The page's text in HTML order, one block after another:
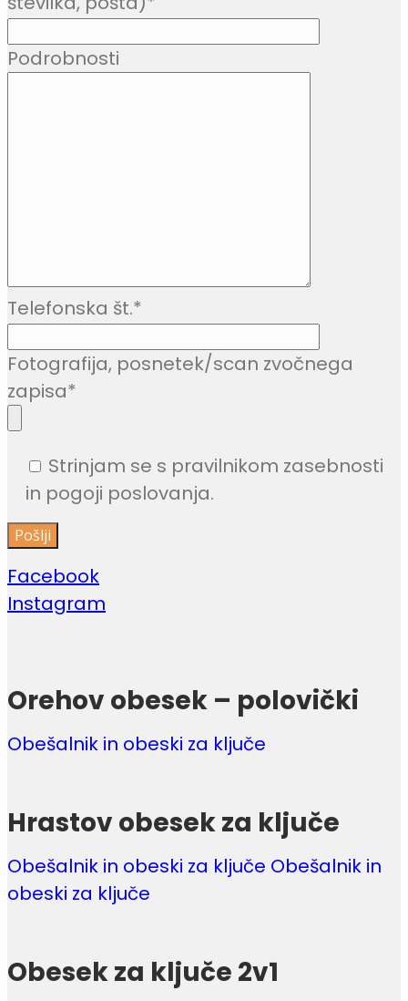
Podrobnosti
Telefonska št.*
Fotografija, posnetek/scan zvočnega
zapisa*
Strinjam se s pravilnikom zasebnosti
in pogoji poslovanja.
Facebook
Instagram
Orehov obesek – polovički
Obešalnik in obeski za ključe
Hrastov obesek za ključe
Obešalnik in obeski za ključe Obešalnik in
obeski za ključe
Obesek za ključe 2v1